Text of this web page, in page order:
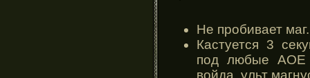
Не пробивает
Кастуется 3
под любые АОЕ